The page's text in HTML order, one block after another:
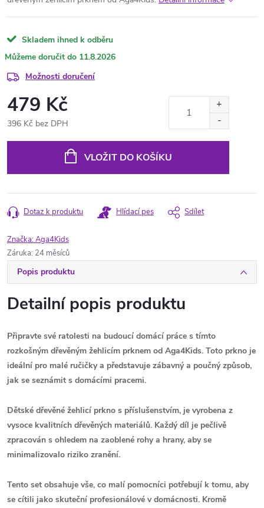
Skladem ihned k odběru
11.8.2026
Možnosti doručení
479 Kč
396 Kč bez DPH
VLOŽIT DO KOŠÍKU
Dotaz k produktu Hlídací pes Sdílet
Značka:Aga4Kids
Záruka: 24 měsíců
Popis produktu
Detailní popis produktu
Připravte své ratolesti na budoucí domácí práce s tímto
rozkošným dřevěným žehlicím prknem od Aga4Kids. Toto prkno je
ideální pro malé ručičky a představuje zábavný a poučný způsob,
jak se seznámit s domácími pracemi.
Dětské dřevěné žehlicí prkno s příslušenstvím, je vyrobena z
vysoce kvalitních dřevěných materiálů. Každý díl je pečlivě
zpracován s ohledem na zaoblené rohy a hrany, aby se
minimalizovalo riziko zranění.
Tento set obsahuje vše, co malí pomocníci potřebují k tomu, aby
se cítili jako skuteční profesionálové v domácnosti. Kromě